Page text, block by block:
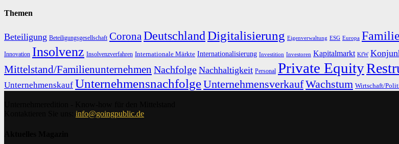
Themen
Beteiligung Beteiligungsgesellschaft CoronaDeutschlandDigitalisierung Eigenverwaltung ESG Europa
Innovation Insolvenz Insolvenzverfahren Internationale Märkte Internationalisierung Investition Investoren Kapitalmarkt KfW
Mittelstand/Familienunternehmen Nachfolge Nachhaltigkeit Personal Private Equity
Unternehmenskauf UnternehmensnachfolgeUnternehmensverkaufWachstum Wirtschaft/
info@goingpublic.de